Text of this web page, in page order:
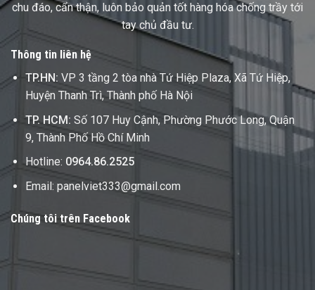
chu đáo, cẩn thận, luôn bảo quản tốt hàng hóa chống trầy tới
tay chủ đầu tư.
Thông tin liên hệ
TP.HN: VP 3 tầng 2 tòa nhà Tứ Hiệp Plaza, Xã Tứ Hiệp,
Huyện Thanh Trì, Thành phố Hà Nội
TP. HCM: Số 107 Huy Cậnh, Phường Phước Long, Quận
9, Thành Phố Hồ Chí Minh
Hotline: 0964.86.2525
Email: panelviet333@gmail.com
Chúng tôi trên Facebook